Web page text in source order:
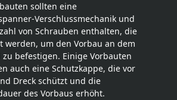
sollten eine
Verschlussmechanik und
von Schrauben enthalten, die
werden, um den Vorbau an dem
zu befestigen. Einige Vorbauten
auch eine Schutzkappe, die vor
Dreck schützt und die
des Vorbaus erhöht.